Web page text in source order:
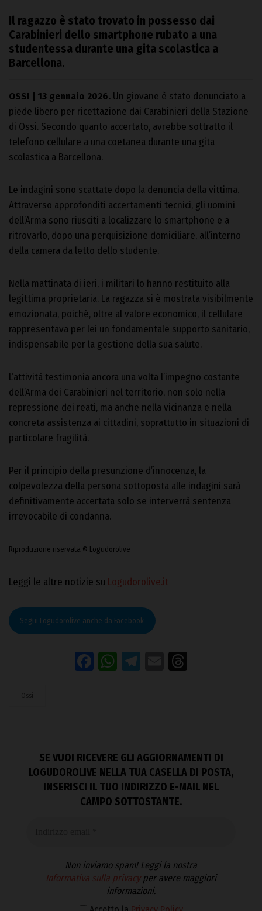
Il ragazzo è stato trovato in possesso dai
Carabinieri dello smartphone rubato a una
studentessa durante una gita scolastica a
Barcellona.
OSSI | 13 gennaio 2026. Un giovane è stato denunciato a
piede libero per ricettazione dai Carabinieri della Stazione
di Ossi. Secondo quanto accertato, avrebbe sottratto il
telefono cellulare a una coetanea durante una gita
scolastica a Barcellona.
Le indagini sono scattate dopo la denuncia della vittima.
Attraverso approfonditi accertamenti tecnici, gli uomini
dell’Arma sono riusciti a localizzare lo smartphone e a
ritrovarlo, dopo una perquisizione domiciliare, all’interno
della camera da letto dello studente.
Nella mattinata di ieri, i militari lo hanno restituito alla
legittima proprietaria. La ragazza si è mostrata visibilmente
emozionata, poiché, oltre al valore economico, il cellulare
rappresentava per lei un fondamentale supporto sanitario,
indispensabile per la gestione della sua salute.
L’attività testimonia ancora una volta l’impegno costante
dell’Arma dei Carabinieri nel territorio, non solo nella
repressione dei reati, ma anche nella vicinanza e nella
concreta assistenza ai cittadini, soprattutto in situazioni di
particolare fragilità.
Per il principio della presunzione d’innocenza, la
colpevolezza della persona sottoposta alle indagini sarà
definitivamente accertata solo se interverrà sentenza
irrevocabile di condanna.
Riproduzione riservata © Logudorolive
Leggi le altre notizie su Logudorolive.it
Segui Logudorolive anche da Facebook
Facebook
WhatsApp
Telegram
Email
Ossi
SE VUOI RICEVERE GLI AGGIORNAMENTI DI
LOGUDOROLIVE NELLA TUA CASELLA DI POSTA,
INSERISCI IL TUO INDIRIZZO E-MAIL NEL
CAMPO SOTTOSTANTE.
Non inviamo spam! Leggi la nostra
Informativa sulla privacyper avere maggiori
informazioni.